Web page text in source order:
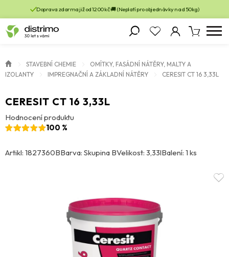
Doprava zdarma již od 1200 kč 🚚 (Neplatí pro objednávky nad 50kg)
STAVEBNÍ CHEMIE
OMÍTKY, FASÁDNÍ NÁTĚRY, MALTY A
IZOLANTY
IMPREGNAČNÍ A ZÁKLADNÍ NÁTĚRY CERESIT CT 16 3,33L
CERESIT CT 16 3,33L
Hodnocení produktu
100 %
Artikl: 1827360BBarva: Skupina BVelikost: 3,33lBalení: 1 ks